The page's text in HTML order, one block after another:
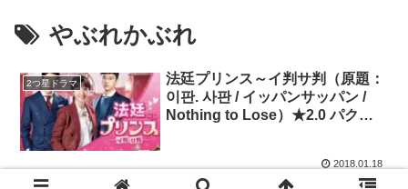
やぶれかぶれ
2つ星ドラマ
法廷プリンス～イ判サ判（原題：
이판. 사판 / イッパンサッパン /
Nothing to Lose）★2.0 パク・
2018.01.18